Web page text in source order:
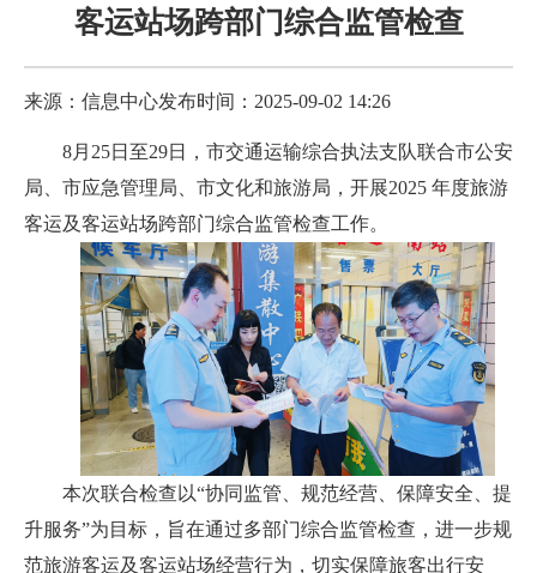
客运站场跨部门综合监管检查
来源：信息中心发布时间：2025-09-02 14:26
8月25日至29日，市交通运输综合执法支队联合市公安
局、市应急管理局、市文化和旅游局，开展2025 年度旅游
客运及客运站场跨部门综合监管检查工作。
本次联合检查以“协同监管、规范经营、保障安全、提
升服务”为目标，旨在通过多部门综合监管检查，进一步规
范旅游客运及客运站场经营行为，切实保障旅客出行安